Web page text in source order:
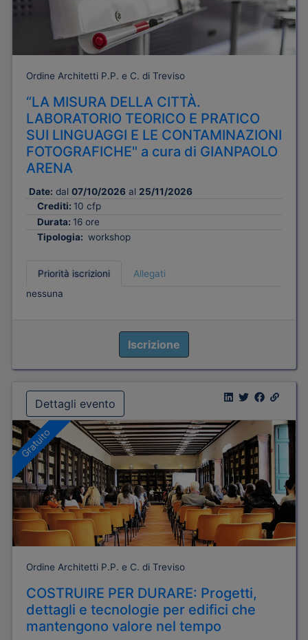
Ordine Architetti P.P. e C. di Treviso
“LA MISURA DELLA CITTÀ.
LABORATORIO TEORICO E PRATICO
SUI LINGUAGGI E LE CONTAMINAZIONI
FOTOGRAFICHE" a cura di GIANPAOLO
ARENA
Date: dal 07/10/2026 al 25/11/2026
Crediti: 10 cfp
Durata: 16 ore
Tipologia: workshop
Priorità iscrizioni
Allegati
nessuna
Iscrizione
Dettagli evento
Gratuito
Ordine Architetti P.P. e C. di Treviso
COSTRUIRE PER DURARE: Progetti,
dettagli e tecnologie per edifici che
mantengono valore nel tempo